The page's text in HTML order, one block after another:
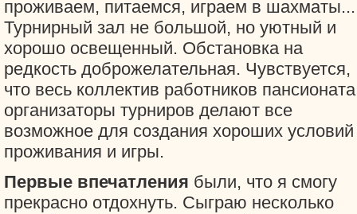
проживаем, питаемся, играем в шахматы...
Турнирный зал не большой, но уютный и
хорошо освещенный. Обстановка на
редкость доброжелательная. Чувствуется,
что весь коллектив работников
организаторы турниров делают все
возможное для создания хороших условий
проживания и игры.
Первые впечатления были, что я смогу
прекрасно отдохнуть. Сыграю несколько